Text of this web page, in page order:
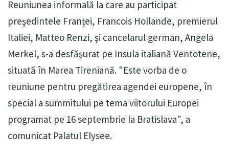
Reuniunea informală la care au participat
preşedintele Franţei, Francois Hollande, premierul
Italiei, Matteo Renzi, şi cancelarul german, Angela
Merkel, s-a desfăşurat pe Insula italiană Ventotene,
situată în Marea Tireniană. "Este vorba de o
reuniune pentru pregătirea agendei europene, în
special a summitului pe tema viitorului Europei
programat pe 16 septembrie la Bratislava", a
comunicat Palatul Elysee.